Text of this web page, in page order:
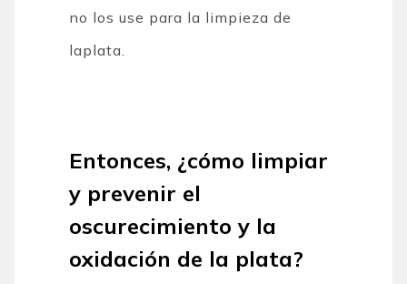
no los use para la limpieza de
laplata.
Entonces, ¿cómo limpiar
y prevenir el
oscurecimiento y la
oxidación de la plata?